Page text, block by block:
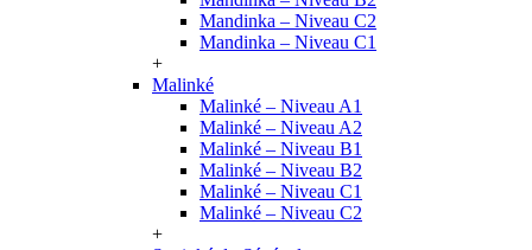
Mandinka – Niveau C2
Mandinka – Niveau C1
+
Malinké
Malinké – Niveau A1
Malinké – Niveau A2
Malinké – Niveau B1
Malinké – Niveau B2
Malinké – Niveau C1
Malinké – Niveau C2
+